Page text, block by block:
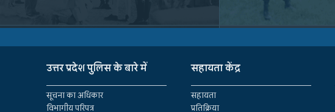
उत्तर प्रदेश पुलिस के बारे में
सूचना का अधिकार
विभागीय परिपत्र
सहायता केंद्र
सहायता
प्रतिक्रिया